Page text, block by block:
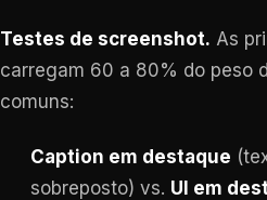
Testes de screenshot. As
carregam 60 a 80% do peso
comuns:
Caption em destaque
sobreposto) vs. UI em